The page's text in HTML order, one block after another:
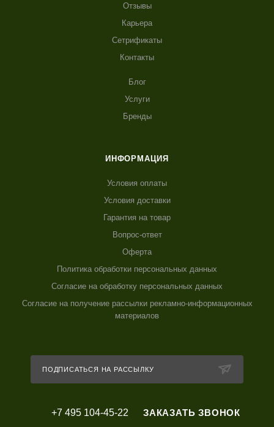
Отзывы
Карьера
Сетрификаты
Контакты
Блог
Услуги
Бренды
ИНФОРМАЦИЯ
Условия оплаты
Условия доставки
Гарантия на товар
Вопрос-ответ
Оферта
Политика обработки персональных данных
Согласие на обработку персональных данных
Согласие на получение рассылки рекламно-информационных
материалов
ПОДПИСАТЬСЯ НА РАССЫЛКУ
+7 495 104-45-22 ЗАКАЗАТЬ ЗВОНОК